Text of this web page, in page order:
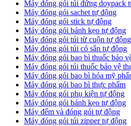
Máy đóng gói túi đứng doypack
Máy đóng gói sachet tự động
Máy đóng gói stick tự động
Máy đóng gói bánh kẹo tự động
Máy đóng gói túi từ cuộn tự động
Máy đóng gói túi có sẵn tự động
Máy đóng gói bao bì thuốc bảo
Máy đóng gói túi thuốc bảo vệ
Máy đóng gói bao bì hóa mỹ
Máy đóng gói bao bì thực phẩm
Máy đóng gói phụ kiện tự động
Máy đóng gói bánh kẹo tự động
Máy đếm và đóng gói tự động
Máy đóng gói túi zipper tự động